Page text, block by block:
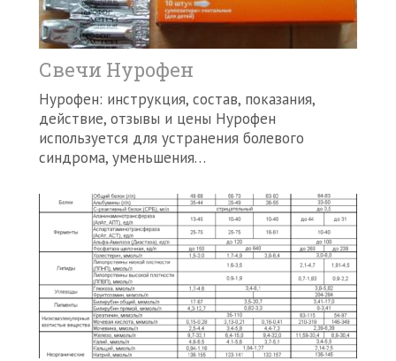
Свечи Нурофен
Нурофен: инструкция, состав, показания,
действие, отзывы и цены Нурофен
используется для устранения болевого
синдрома, уменьшения…